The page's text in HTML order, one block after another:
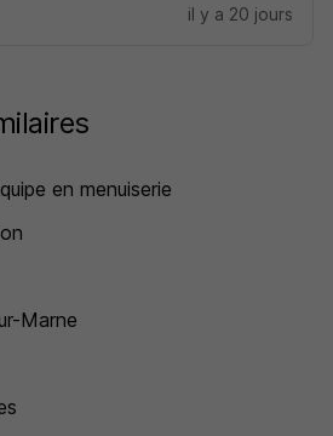
il y a 20 jours
en menuiserie
Marne